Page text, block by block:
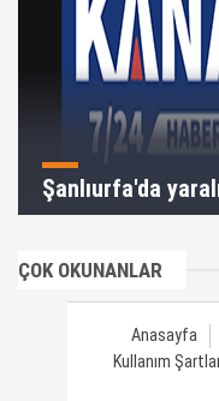
Şanlıurfa'da
ÇOK OKUNANLAR
Anasayfa
Kullanım